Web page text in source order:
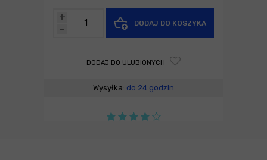
-
+
DODAJ DO KOSZYKA
DODAJ DO ULUBIONYCH
Wysyłka: do 24 godzin